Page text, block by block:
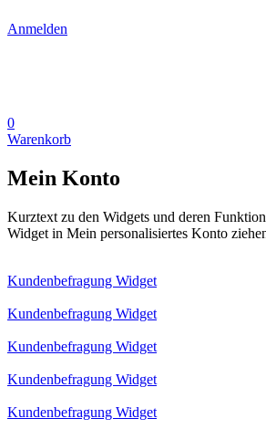
Anmelden
0
Warenkorb
Mein Konto
Kurztext zu den Widgets und deren
Widget in Mein personalisiertes Konto
Kundenbefragung Widget
Kundenbefragung Widget
Kundenbefragung Widget
Kundenbefragung Widget
Kundenbefragung Widget